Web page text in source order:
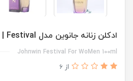
ادکلن زنانه جانوین مدل Festival | فستیوال
Johnwin Festival For WoMen 100ml
از 6